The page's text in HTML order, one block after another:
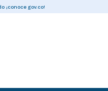
¡conoce gov.co!